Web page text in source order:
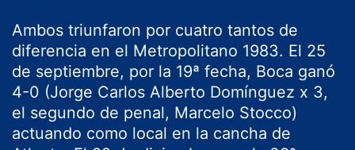
Ambos triunfaron por cuatro tantos de
diferencia en el Metropolitano 1983. El 25
de septiembre, por la 19ª fecha, Boca ganó
4-0 (Jorge Carlos Alberto Domínguez x 3,
el segundo de penal, Marcelo Stocco)
actuando como local en la cancha de